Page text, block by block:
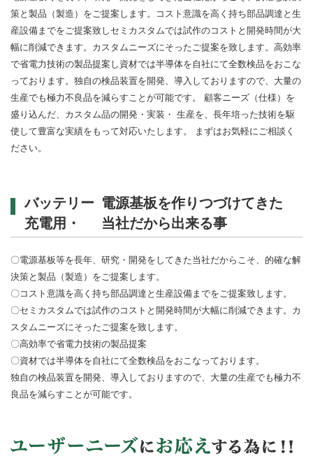
策と製品（製造）をご提案します。コスト意識を高く持ち部品調達と生
産設備までをご提案致しセミカスタムでは試作のコストと開発時間が大
幅に削減できます。カスタムニーズにそったご提案を致します。高効率
で省電力技術の製品提案し資材では半導体を自社にて全数検品をおこな
っております。独自の検品装置を開発、導入しておりますので、大量の
生産でも極力不良品を減らすことが可能です。 顧客ニーズ（仕様）を
盛り込んだ、カスタム品の開発・実装・ 生産を、長年培った技術を駆
使して豊富な実績をもって対応いたします。 まずはお気軽にご相談く
ださい。
バッテリー
充電用・
電源基板を作りつづけてきた
当社だから出来る事
〇電源基板等を長年、研究・開発をしてきた当社だからこそ、的確な解
決策と製品（製造）をご提案します。
〇コスト意識を高く持ち部品調達と生産設備までをご提案致します。
〇セミカスタムでは試作のコストと開発時間が大幅に削減できます。カ
スタムニーズにそったご提案を致します。
〇高効率で省電力技術の製品提案
〇資材では半導体を自社にて全数検品をおこなっております。
独自の検品装置を開発、導入しておりますので、大量の生産でも極力不
良品を減らすことが可能です。